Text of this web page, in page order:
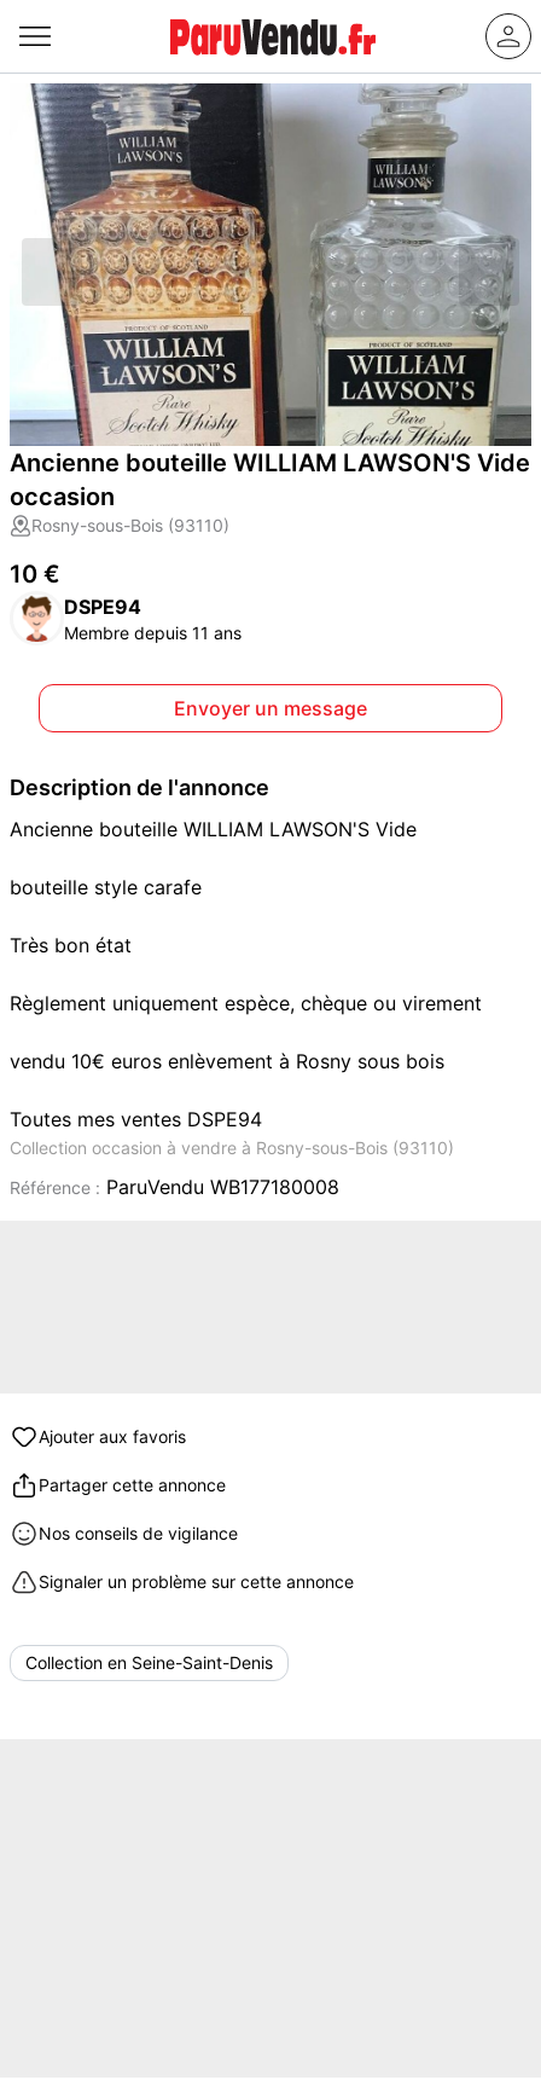
Ancienne bouteille WILLIAM LAWSON'S Vide
occasion
Rosny-sous-Bois (93110)
10 €
DSPE94
Membre depuis 11 ans
Envoyer un message
Description de l'annonce
Ancienne bouteille WILLIAM LAWSON'S Vide
bouteille style carafe
Très bon état
Règlement uniquement espèce, chèque ou virement
vendu 10€ euros enlèvement à Rosny sous bois
Toutes mes ventes DSPE94
Collection occasion à vendre à Rosny-sous-Bois (93110)
Référence : ParuVendu WB177180008
Ajouter aux favoris
Partager cette annonce
Nos conseils de vigilance
Signaler un problème sur cette annonce
Collection en Seine-Saint-Denis